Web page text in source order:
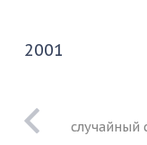
2001